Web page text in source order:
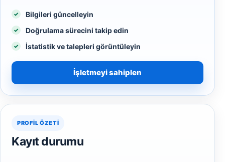
Bilgileri güncelleyin
Doğrulama sürecini takip edin
İstatistik ve talepleri görüntüleyin
İşletmeyi sahiplen
PROFIL ÖZETI
Kayıt durumu